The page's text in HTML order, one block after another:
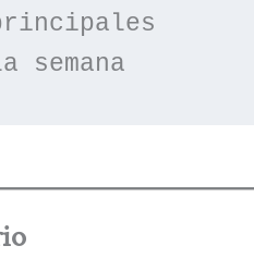
semana